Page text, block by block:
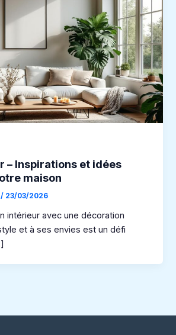
– Inspirations et idées
maison
/ 23/03/2026
intérieur avec une décoration
et à ses envies est un défi